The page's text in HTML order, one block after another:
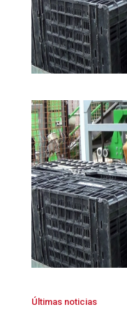
Últimas noticias